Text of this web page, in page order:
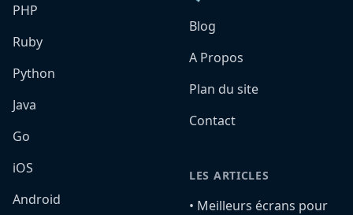
PHP
Ruby
Python
Java
Go
iOS
Android
Blog
A Propos
Plan du site
Contact
LES ARTICLES
•️ Meilleurs écrans pour